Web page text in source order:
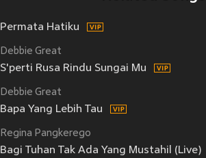
Permata Hatiku
Debbie Great
S'perti Rusa Rindu Sungai Mu
Debbie Great
Bapa Yang Lebih Tau
Regina Pangkerego
Bagi Tuhan Tak Ada Yang Mustahil (Live)